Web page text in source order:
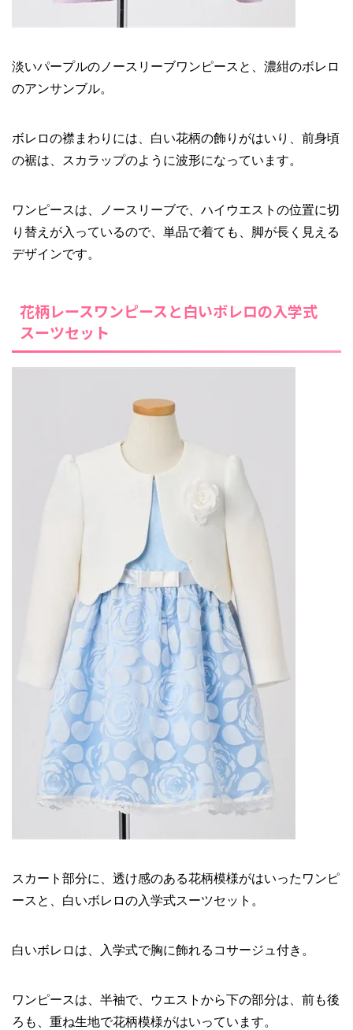
淡いパープルのノースリーブワンピースと、濃紺のボレロ
のアンサンブル。
ボレロの襟まわりには、白い花柄の飾りがはいり、前身頃
の裾は、スカラップのように波形になっています。
ワンピースは、ノースリーブで、ハイウエストの位置に切
り替えが入っているので、単品で着ても、脚が長く見える
デザインです。
花柄レースワンピースと白いボレロの入学式
スーツセット
スカート部分に、透け感のある花柄模様がはいったワンピ
ースと、白いボレロの入学式スーツセット。
白いボレロは、入学式で胸に飾れるコサージュ付き。
ワンピースは、半袖で、ウエストから下の部分は、前も後
ろも、重ね生地で花柄模様がはいっています。